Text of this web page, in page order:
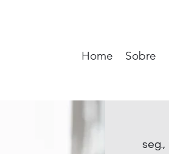
Home Sobre
seg.,